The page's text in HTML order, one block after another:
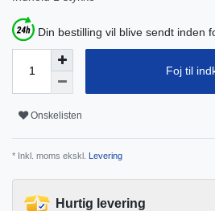
Din bestilling vil blive sendt inden
Foj til
Onskelisten
* Inkl. moms ekskl. Levering
Hurtig levering